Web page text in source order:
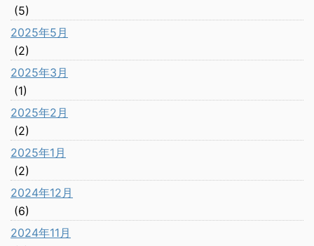
(5)
2025年5月
(2)
2025年3月
(1)
2025年2月
(2)
2025年1月
(2)
2024年12月
(6)
2024年11月